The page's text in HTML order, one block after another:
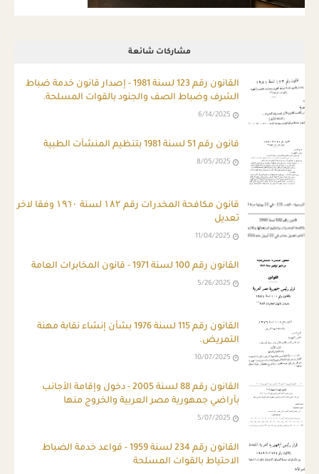
مشاركات شائعة
ِالقانون رقم 123 لسنة 1981 - إصدار قانون خدمة ضباط
الشرف وضباط الصف والجنود بالقوات المسلحة.
6/14/2025
قانون رقم 51 لسنة 1981 بتنظيم المنشآت الطبية
8/05/2025
قانون مكافحة المخدرات رقم ۱۸۲ لسنة ۱۹٦۰ وفقا لاخر
تعديل
11/04/2025
القانون رقم 100 لسنة 1971 - قانون المخابرات العامة
5/26/2025
القانون رقم 115 لسنة 1976 بشأن إنشاء نقابة مهنة
التمريض.
10/07/2025
القانون رقم 88 لسنة 2005 - دخول وإقامة الأجانب
بأراضي جمهورية مصر العربية والخروج منها
5/07/2025
القانون رقم 234 لسنة 1959 - قواعد خدمة الضباط
الاحتياط بالقوات المسلحة